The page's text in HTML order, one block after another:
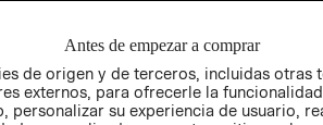
AVISO DE
LIBRO DE
Antes de empezar a comprar
de origen y de terceros, incluidas otras
externos, para ofrecerle la
personalizar su experiencia de usuario,